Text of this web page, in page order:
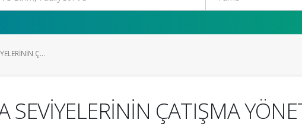
Ç...
SEVİYELERİNİN ÇATIŞMA